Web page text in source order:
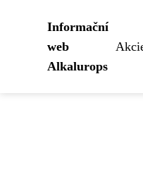
Informační
web
Alkalurops